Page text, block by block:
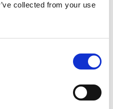
collected from your use